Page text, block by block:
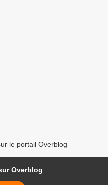
le portail Overblog
Overblog